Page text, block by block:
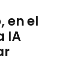
en el
IA